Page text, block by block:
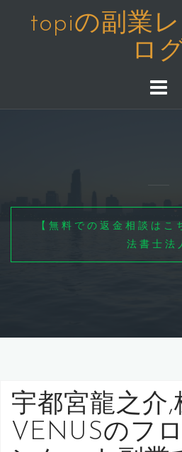
へ
topiの副業
ログ
【無料での返金相談は
法書士法
宇都宮龍之介,
VENUSのフ